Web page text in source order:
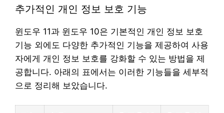
추가적인 개인 정보 보호 기능
윈도우 11과 윈도우 10은 기본적인 개인 정보 보호
기능 외에도 다양한 추가적인 기능을 제공하여 사용
자에게 개인 정보 보호를 강화할 수 있는 방법을 제
공합니다. 아래의 표에서는 이러한 기능들을 세부적
으로 정리해 보았습니다.